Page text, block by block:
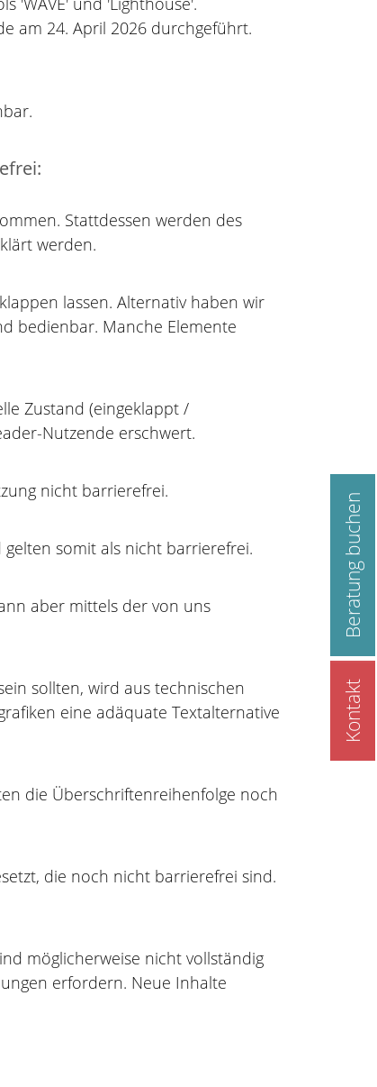
Kontakt
Beratung buchen
am 24. April 2026 durchgeführt.
Stattdessen werden des
werden.
lassen. Alternativ haben wir
bedienbar. Manche Elemente
Zustand (eingeklappt /
Nutzende erschwert.
nicht barrierefrei.
somit als nicht barrierefrei.
aber mittels der von uns
sollten, wird aus technischen
eine adäquate Textalternative
die Überschriftenreihenfolge noch
die noch nicht barrierefrei sind.
möglicherweise nicht vollständig
erfordern. Neue Inhalte